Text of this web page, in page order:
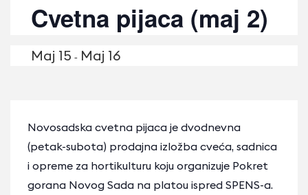
Cvetna pijaca (maj 2)
Maj 15 - Maj 16
Novosadska cvetna pijaca je dvodnevna
(petak-subota) prodajna izložba cveća, sadnica
i opreme za hortikulturu koju organizuje Pokret
gorana Novog Sada na platou ispred SPENS-a.